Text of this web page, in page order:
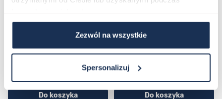
Zezwól na wszystkie
Spersonalizuj
Do koszyka Do koszyka